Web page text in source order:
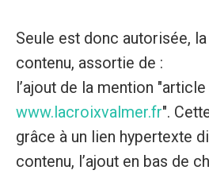
Seule est donc autorisée,
contenu, assortie de :
l’ajout de la mention
www.lacroixvalmer.fr".
grâce à un lien hypertexte
contenu, l’ajout en bas de